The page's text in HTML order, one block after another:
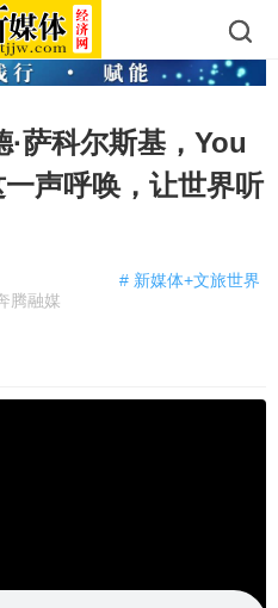
萨科尔斯基，You
声呼唤，让世界听
# 新媒体+文旅世界
腾融媒